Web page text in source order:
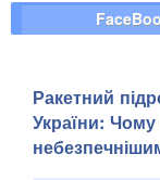
Ракетний
України: